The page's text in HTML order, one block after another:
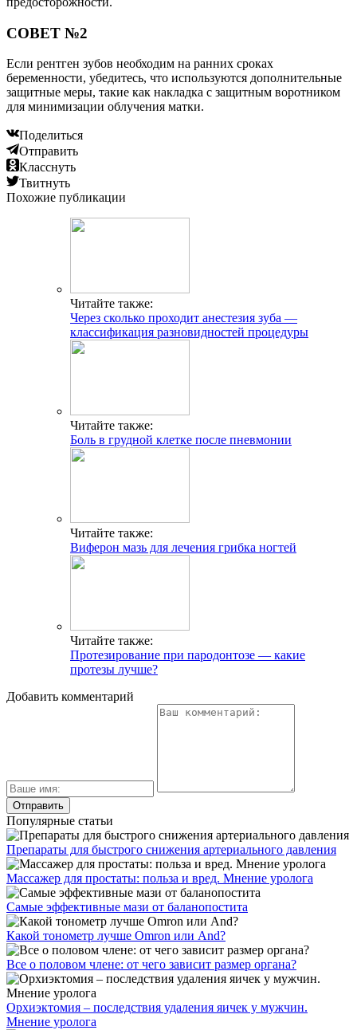
СОВЕТ №2
Если рентген зубов необходим на ранних сроках
беременности, убедитесь, что используются дополнительные
защитные меры, такие как накладка с защитным воротником
для минимизации облучения матки.
Поделиться
Отправить
Класснуть
Твитнуть
Похожие публикации
Читайте также:
Через сколько проходит анестезия зуба —
классификация разновидностей процедуры
Читайте также:
Боль в грудной клетке после пневмонии
Читайте также:
Виферон мазь для лечения грибка ногтей
Читайте также:
Протезирование при пародонтозе — какие
протезы лучше?
Добавить комментарий
Популярные статьи
Препараты для быстрого снижения артериального давления
Массажер для простаты: польза и вред. Мнение уролога
Самые эффективные мази от баланопостита
Какой тонометр лучше Omron или And?
Все о половом члене: от чего зависит размер органа?
Орхиэктомия – последствия удаления яичек у мужчин.
Мнение уролога